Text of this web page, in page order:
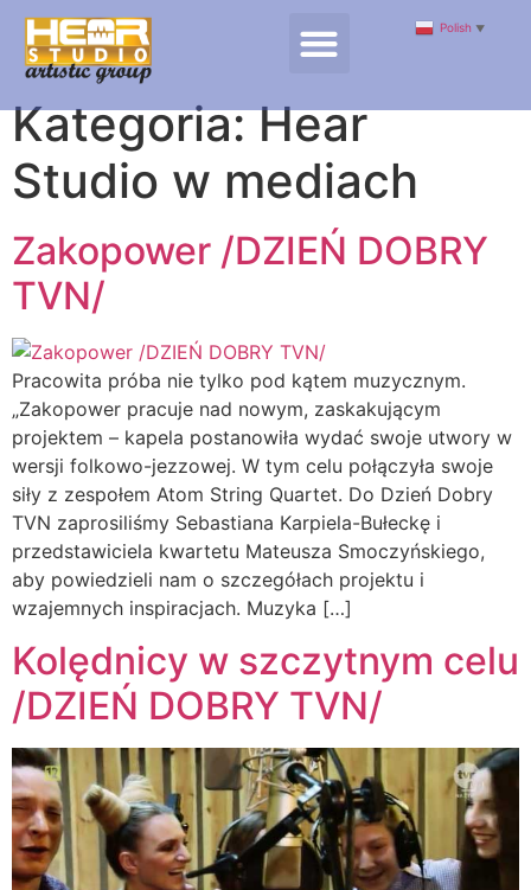
Kategoria:Hear
Studio w mediach
Zakopower /DZIEŃ DOBRY
TVN/
Pracowita próba nie tylko pod kątem muzycznym.
„Zakopower pracuje nad nowym, zaskakującym
projektem – kapela postanowiła wydać swoje utwory w
wersji folkowo-jezzowej. W tym celu połączyła swoje
siły z zespołem Atom String Quartet. Do Dzień Dobry
TVN zaprosiliśmy Sebastiana Karpiela-Bułeckę i
przedstawiciela kwartetu Mateusza Smoczyńskiego,
aby powiedzieli nam o szczegółach projektu i
wzajemnych inspiracjach. Muzyka […]
Kolędnicy w szczytnym celu
/DZIEŃ DOBRY TVN/
Polish ▼